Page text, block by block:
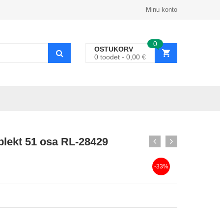
Minu konto
0
OSTUKORV
0 toodet 0,00 €
51 osa RL-28429
-33%